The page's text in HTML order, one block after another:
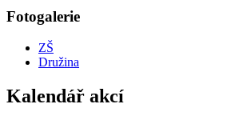
Fotogalerie
ZŠ
Družina
Kalendář akcí